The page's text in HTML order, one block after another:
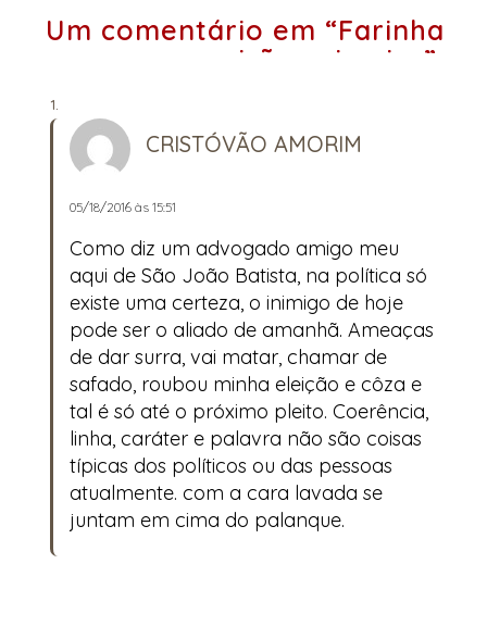
Um comentário em “Farinha
pouca, meu pirão primeiro”
CRISTÓVÃO AMORIM
05/18/2016 às 15:51
Como diz um advogado amigo meu
aqui de São João Batista, na política só
existe uma certeza, o inimigo de hoje
pode ser o aliado de amanhã. Ameaças
de dar surra, vai matar, chamar de
safado, roubou minha eleição e côza e
tal é só até o próximo pleito. Coerência,
linha, caráter e palavra não são coisas
típicas dos políticos ou das pessoas
atualmente. com a cara lavada se
juntam em cima do palanque.